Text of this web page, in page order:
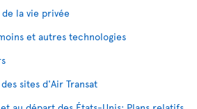
la vie privée
et autres technologies
sites d'Air Transat